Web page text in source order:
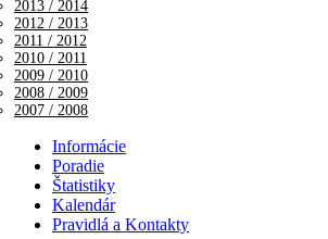
2013 / 2014
2012 / 2013
2011 / 2012
2010 / 2011
2009 / 2010
2008 / 2009
2007 / 2008
Informácie
Poradie
Štatistiky
Kalendár
Pravidlá a Kontakty